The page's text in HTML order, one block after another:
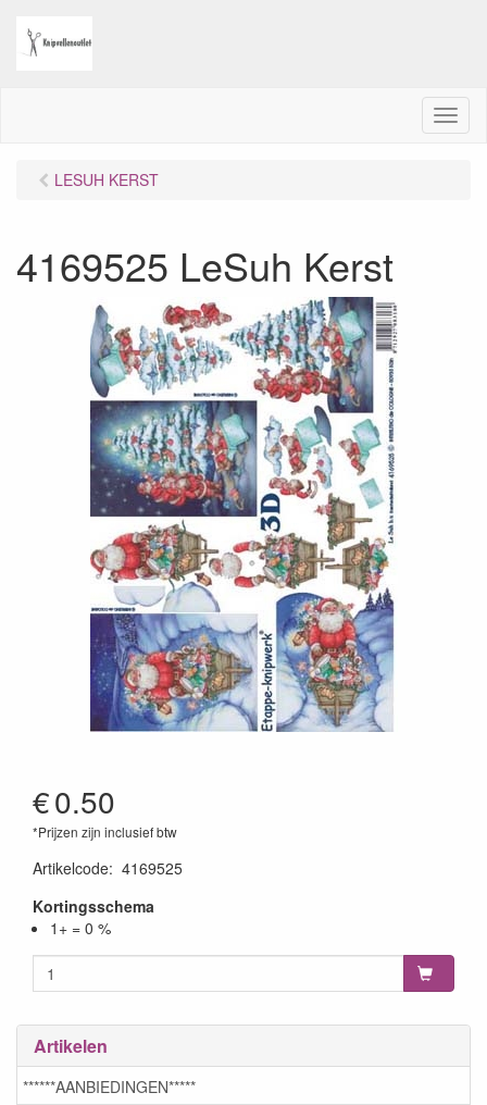
M
e
LESUH KERST
4169525 LeSuh Kerst
€0.50
*Prijzen zijn inclusief btw
Artikelcode: 4169525
Kortingsschema
1+ = 0 %
Artikelen
******AANBIEDINGEN*****